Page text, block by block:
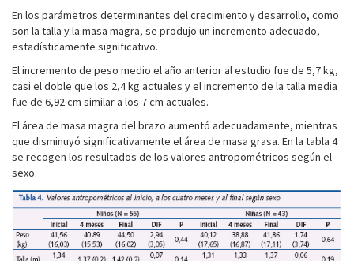
En los parámetros determinantes del crecimiento y desarrollo, como
son la talla y la masa magra, se produjo un incremento adecuado,
estadísticamente significativo.
El incremento de peso medio el año anterior al estudio fue de 5,7 kg,
casi el doble que los 2,4 kg actuales y el incremento de la talla media
fue de 6,92 cm similar a los 7 cm actuales.
El área de masa magra del brazo aumentó adecuadamente, mientras
que disminuyó significativamente el área de masa grasa. En la tabla 4
se recogen los resultados de los valores antropométricos según el
sexo.